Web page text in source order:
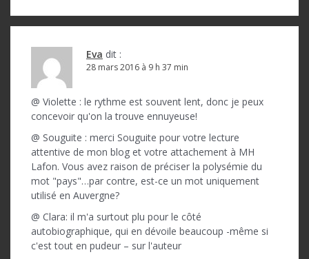
Eva dit :
28 mars 2016 à 9 h 37 min
@ Violette : le rythme est souvent lent, donc je peux
concevoir qu'on la trouve ennuyeuse!
@ Souguite : merci Souguite pour votre lecture
attentive de mon blog et votre attachement à MH
Lafon. Vous avez raison de préciser la polysémie du
mot "pays"…par contre, est-ce un mot uniquement
utilisé en Auvergne?
@ Clara: il m'a surtout plu pour le côté
autobiographique, qui en dévoile beaucoup -même si
c'est tout en pudeur – sur l'auteur